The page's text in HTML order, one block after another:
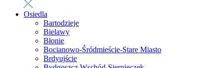
Osiedla
Bartodzieje
Bielawy
Błonie
Bocianowo-Śródmieście-Stare Miasto
Brdyujście